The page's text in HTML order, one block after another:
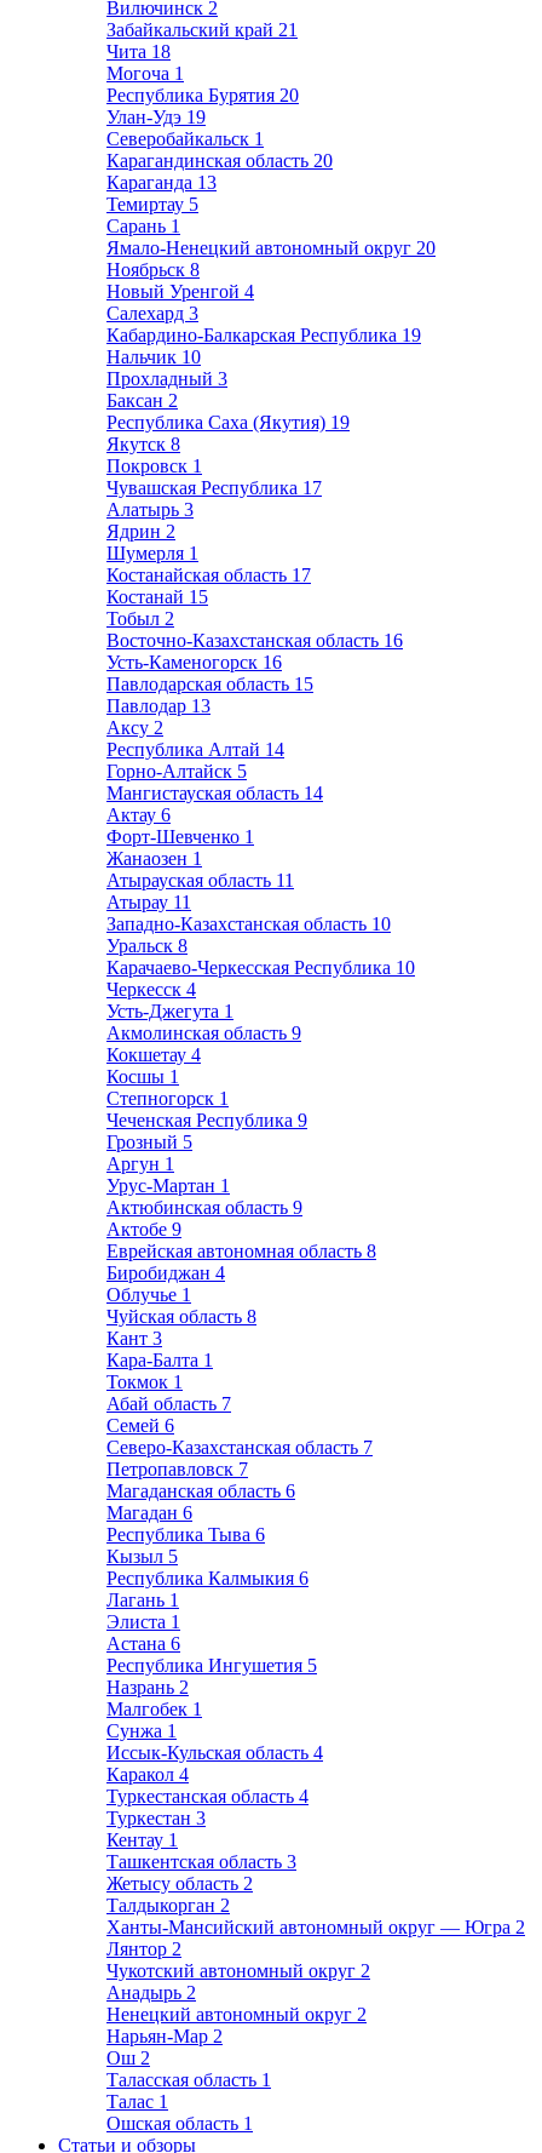
Вилючинск 2
Забайкальский край 21
Чита 18
Могоча 1
Республика Бурятия 20
Улан-Удэ 19
Северобайкальск 1
Карагандинская область 20
Караганда 13
Темиртау 5
Сарань 1
Ямало-Ненецкий автономный округ 20
Ноябрьск 8
Новый Уренгой 4
Салехард 3
Кабардино-Балкарская Республика 19
Нальчик 10
Прохладный 3
Баксан 2
Республика Саха (Якутия) 19
Якутск 8
Покровск 1
Чувашская Республика 17
Алатырь 3
Ядрин 2
Шумерля 1
Костанайская область 17
Костанай 15
Тобыл 2
Восточно-Казахстанская область 16
Усть-Каменогорск 16
Павлодарская область 15
Павлодар 13
Аксу 2
Республика Алтай 14
Горно-Алтайск 5
Мангистауская область 14
Актау 6
Форт-Шевченко 1
Жанаозен 1
Атырауская область 11
Атырау 11
Западно-Казахстанская область 10
Уральск 8
Карачаево-Черкесская Республика 10
Черкесск 4
Усть-Джегута 1
Акмолинская область 9
Кокшетау 4
Косшы 1
Степногорск 1
Чеченская Республика 9
Грозный 5
Аргун 1
Урус-Мартан 1
Актюбинская область 9
Актобе 9
Еврейская автономная область 8
Биробиджан 4
Облучье 1
Чуйская область 8
Кант 3
Кара-Балта 1
Токмок 1
Абай область 7
Семей 6
Северо-Казахстанская область 7
Петропавловск 7
Магаданская область 6
Магадан 6
Республика Тыва 6
Кызыл 5
Республика Калмыкия 6
Лагань 1
Элиста 1
Астана 6
Республика Ингушетия 5
Назрань 2
Малгобек 1
Сунжа 1
Иссык-Кульская область 4
Каракол 4
Туркестанская область 4
Туркестан 3
Кентау 1
Ташкентская область 3
Жетысу область 2
Талдыкорган 2
Ханты-Мансийский автономный округ — Югра 2
Лянтор 2
Чукотский автономный округ 2
Анадырь 2
Ненецкий автономный округ 2
Нарьян-Мар 2
Ош 2
Таласская область 1
Талас 1
Ошская область 1
Статьи и обзоры